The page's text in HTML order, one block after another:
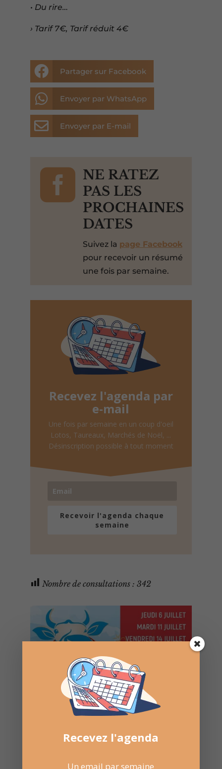
• Du rire…
› Tarif 7€, Tarif réduit 4€
 Partager sur Facebook
 Envoyer par WhatsApp
 Envoyer par E-mail

NE RATEZ
PAS LES
PROCHAINES
DATES
Suivez la page Facebook
pour recevoir un résumé
une fois par semaine.
Recevez l'agenda par
e-mail
Une fois par semaine en un coup d'oeil
Lotos, Taureaux, Marchés de Noël, ...
Désinscription possible à tout moment
Recevoir l'agenda chaque
semaine
Nombre de consultations : 342
Recevez l'agenda
Un email par semaine